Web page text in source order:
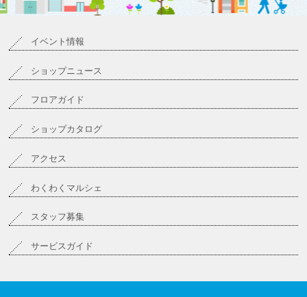
イベント情報
ショップニュース
フロアガイド
ショップカタログ
アクセス
わくわくマルシェ
スタッフ募集
サービスガイド